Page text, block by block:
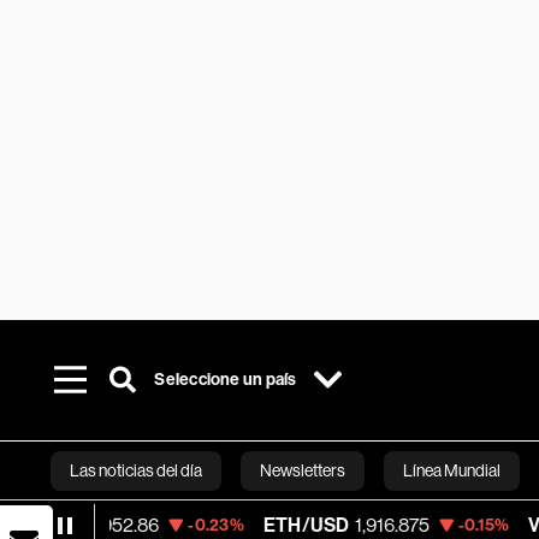
Seleccione un país
Las noticias del día Newsletters Línea Mundial
Bloomberg
-0.23% ETH/USD 1,916.875 -0.15% Visa